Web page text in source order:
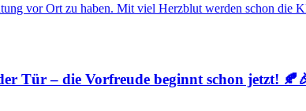
vor Ort zu haben. Mit viel Herzblut werden schon die
Tür – die Vorfreude beginnt schon jetzt!